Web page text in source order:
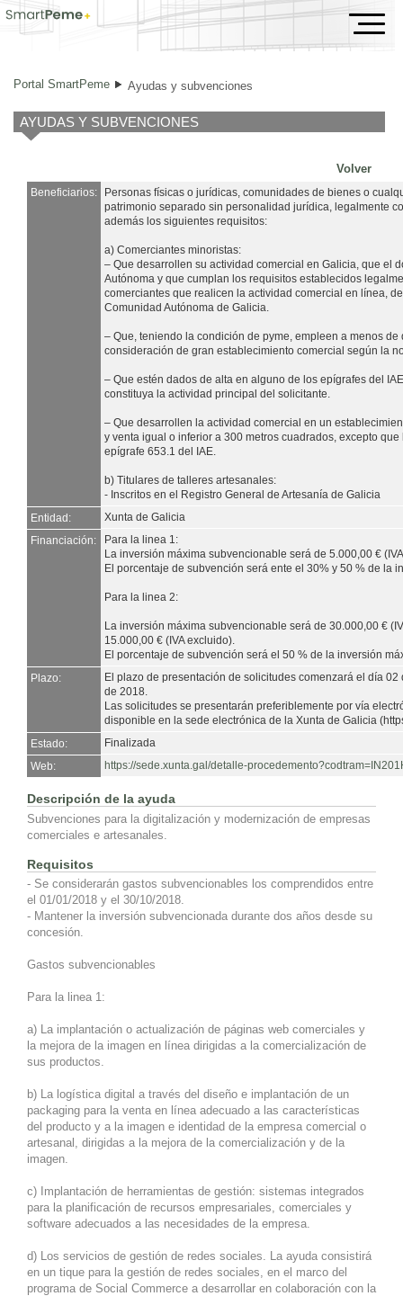
Ayudas y subvenciones
Portal SmartPeme Ayudas y subvenciones
AYUDAS Y SUBVENCIONES
Volver
Beneficiarios:
Personas físicas o jurídicas, comunidades de bienes o
patrimonio separado sin personalidad jurídica, legalmente
además los siguientes requisitos:
a) Comerciantes minoristas:
– Que desarrollen su actividad comercial en Galicia, que el
Autónoma y que cumplan los requisitos establecidos
comerciantes que realicen la actividad comercial en línea,
Comunidad Autónoma de Galicia.
– Que, teniendo la condición de pyme, empleen a menos
consideración de gran establecimiento comercial según la
– Que estén dados de alta en alguno de los epígrafes del
constituya la actividad principal del solicitante.
– Que desarrollen la actividad comercial en un
y venta igual o inferior a 300 metros cuadrados, excepto
epígrafe 653.1 del IAE.
b) Titulares de talleres artesanales:
- Inscritos en el Registro General de Artesanía de Galicia
Entidad:
Xunta de Galicia
Financiación:
Para la linea 1:
La inversión máxima subvencionable será de 5.000,00 €
El porcentaje de subvención será ente el 30% y 50 % de la
Para la linea 2:
La inversión máxima subvencionable será de 30.000,00 €
15.000,00 € (IVA excluido).
El porcentaje de subvención será el 50 % de la inversión
Plazo:
El plazo de presentación de solicitudes comenzará el día
de 2018.
Las solicitudes se presentarán preferiblemente por vía
disponible en la sede electrónica de la Xunta de Galicia
Estado:
Finalizada
Web:
https://sede.xunta.gal/detalle-
Descripción de la ayuda
Subvenciones para la digitalización y modernización de empresas
comerciales e artesanales.
Requisitos
- Se considerarán gastos subvencionables los comprendidos entre
el 01/01/2018 y el 30/10/2018.
- Mantener la inversión subvencionada durante dos años desde su
concesión.
Gastos subvencionables
Para la linea 1:
a) La implantación o actualización de páginas web comerciales y
la mejora de la imagen en línea dirigidas a la comercialización de
sus productos.
b) La logística digital a través del diseño e implantación de un
packaging para la venta en línea adecuado a las características
del producto y a la imagen e identidad de la empresa comercial o
artesanal, dirigidas a la mejora de la comercialización y de la
imagen.
c) Implantación de herramientas de gestión: sistemas integrados
para la planificación de recursos empresariales, comerciales y
software adecuados a las necesidades de la empresa.
d) Los servicios de gestión de redes sociales. La ayuda consistirá
en un tique para la gestión de redes sociales, en el marco del
programa de Social Commerce a desarrollar en colaboración con la